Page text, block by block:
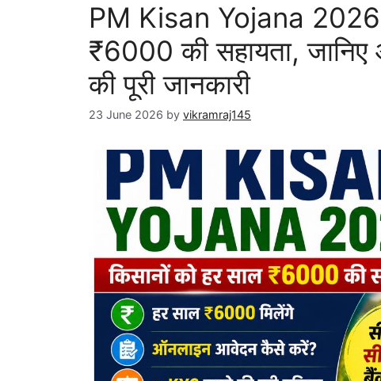
PM Kisan Yojana 2026:
₹6000 की सहायता,
की पूरी जानकारी
23 June 2026 by vikramraj145